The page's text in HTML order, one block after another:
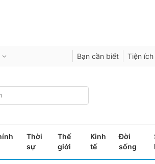
Bạn cần biết Tiện ích
Thời
sự
Thế
giới
Kinh
tế
Đời
sống